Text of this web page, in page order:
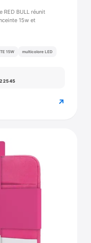
RED BULL réunit
15w et
15W multicolore LED
↗